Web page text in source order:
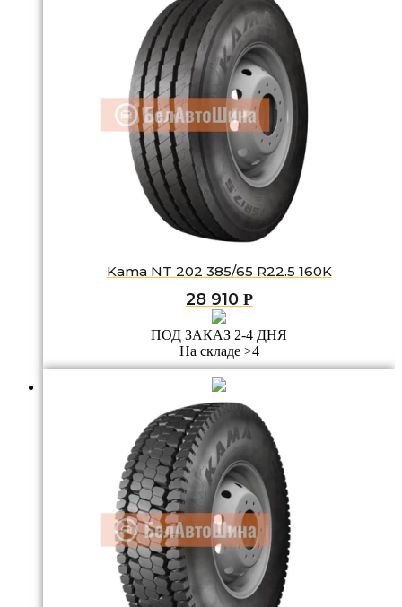
Kama NT 202 385/65 R22.5 160K
28 910 Р
ПОД ЗАКАЗ 2-4 ДНЯ
На складе >4